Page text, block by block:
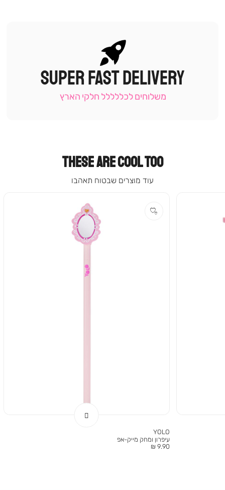
|
תומכי
-
SUPER FAST DELIVERY
משלוחים לכללללל חלקי הארץ
THESE ARE COOL TOO
עוד מוצרים שבטוח תאהבו
YOLO
עיפרון ומחק מייק-אפ
מחיר
9.90 ₪